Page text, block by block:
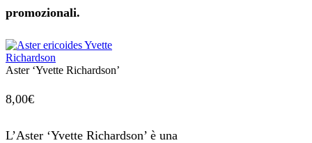
promozionali.
Aster ‘Yvette Richardson’
8,00€
L’Aster ‘Yvette Richardson’ è una